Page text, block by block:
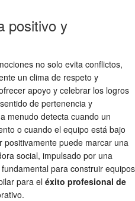
positivo y
no solo evita conflictos,
un clima de respeto y
apoyo y celebrar los logros
de pertenencia y
menudo detecta cuando un
o cuando el equipo está bajo
puede marcar una
social, impulsado por una
fundamental para construir equipos
para el éxito profesional de